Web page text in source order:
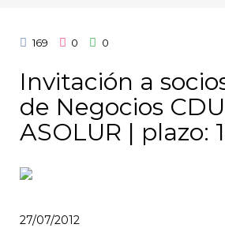
169 0 0
Invitación a
de Negocios
ASOLUR | plazo:
27/07/2012